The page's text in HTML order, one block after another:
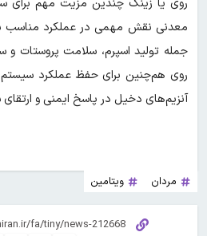
روی یا زینک چندین مزیت مهم برای
معدنی نقش مهمی در عملکرد مناسب
جمله تولید اسپرم، سلامت پروستات و
روی هم‌چنین برای حفظ عملکرد
آنزیم‌های دخیل در پاسخ ایمنی و
مردان ویتامین